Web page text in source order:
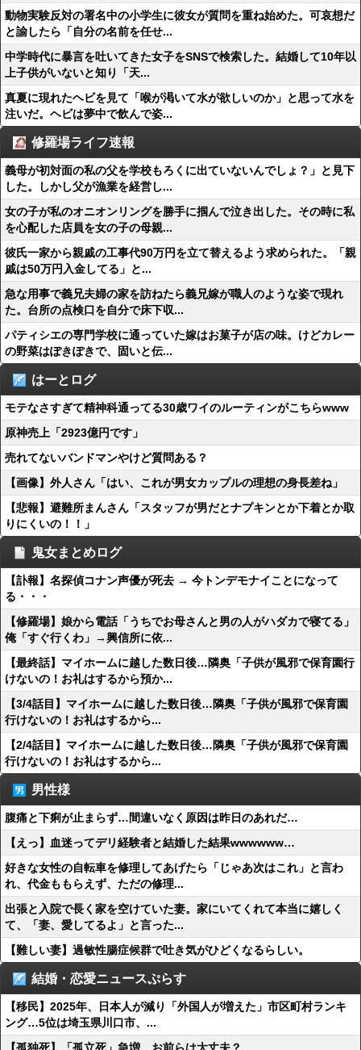
動物実験反対の署名中の小学生に彼女が質問を重ね始めた。可哀想だ
と諭したら「自分の名前を任せ...
中学時代に暴言を吐いてきた女子をSNSで検索した。結婚して10年以
上子供がいないと知り「天...
真夏に現れたヘビを見て「喉が渇いて水が欲しいのか」と思って水を
注いだ。ヘビは夢中で飲んで姿...
修羅場ライフ速報
義母が初対面の私の父を学校もろくに出ていないんでしょ？」と見下
した。しかし父が漁業を経営し...
女の子が私のオニオンリングを勝手に掴んで泣き出した。その時に私
を心配した店員を女の子の母親...
彼氏一家から親戚の工事代90万円を立て替えるよう求められた。「親
戚は50万円入金してる」と...
急な用事で義兄夫婦の家を訪ねたら義兄嫁が職人のような姿で現れ
た。台所の点検口を自分で床下収...
パティシエの専門学校に通っていた嫁はお菓子が店の味。けどカレー
の野菜はぽきぽきで、固いと伝...
はーとログ
モテなさすぎて精神科通ってる30歳ワイのルーティンがこちらwww
原神売上「2923億円です」
売れてないバンドマンやけど質問ある？
【画像】外人さん「はい、これが男女カップルの理想の身長差ね」
【悲報】避難所まんさん「スタッフが男だとナプキンとか下着とか取
りにくいの！！」
鬼女まとめログ
【訃報】名探偵コナン声優が死去 → 今トンデモナイことになって
る・・・
【修羅場】娘から電話「うちでお母さんと男の人がハダカで寝てる」
俺「すぐ行くわ」→興信所に依...
【最終話】マイホームに越した数日後…隣奥「子供が風邪で保育園行
けないの！お礼はするから預か...
【3/4話目】マイホームに越した数日後…隣奥「子供が風邪で保育園
行けないの！お礼はするから...
【2/4話目】マイホームに越した数日後…隣奥「子供が風邪で保育園
行けないの！お礼はするから...
男性様
腹痛と下痢が止まらず…間違いなく原因は昨日のあれだ…
【えっ】血迷ってデリ経験者と結婚した結果wwwwww…
好きな女性の自転車を修理してあげたら「じゃあ次はこれ」と言わ
れ、代金ももらえず、ただの修理...
出張と入院で長く家を空けていた妻。家にいてくれて本当に嬉しく
て、「妻、愛してるよ」と言った...
【難しい妻】過敏性腸症候群で吐き気がひどくなるらしい。
結婚・恋愛ニュースぷらす
【移民】2025年、日本人が減り「外国人が増えた」市区町村ランキ
ング…5位は埼玉県川口市、...